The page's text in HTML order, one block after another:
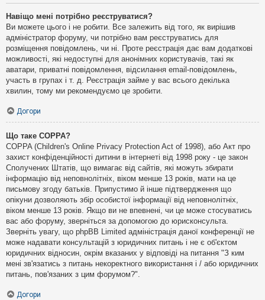
Навіщо мені потрібно реєструватися?
Ви можете цього і не робити. Все залежить від того, як вирішив
адміністратор форуму, чи потрібно вам реєструватись для
розміщення повідомлень, чи ні. Проте реєстрація дає вам додаткові
можливості, які недоступні для анонімних користувачів, такі як
аватари, приватні повідомлення, відсилання email-повідомлень,
участь в групах і т. д. Реєстрація займе у вас всього декілька
хвилин, тому ми рекомендуємо це зробити.
Догори
Що таке COPPA?
COPPA (Children's Online Privacy Protection Act of 1998), або Акт про
захист конфіденційності дитини в інтернеті від 1998 року - це закон
Сполучених Штатів, що вимагає від сайтів, які можуть збирати
інформацію від неповнолітніх, віком менше 13 років, мати на це
письмову згоду батьків. Припустимо й інше підтвердження що
опікуни дозволяють збір особистої інформації від неповнолітніх,
віком менше 13 років. Якщо ви не впевнені, чи це може стосуватись
вас або форуму, зверніться за допомогою до юрисконсульта.
Зверніть увагу, що phpBB Limited адміністрація даної конференції не
може надавати консультацій з юридичних питань і не є об'єктом
юридичних відносин, окрім вказаних у відповіді на питання "З ким
мені зв'язатись з питань некоректного використання і / або юридичних
питань, пов'язаних з цим форумом?".
Догори